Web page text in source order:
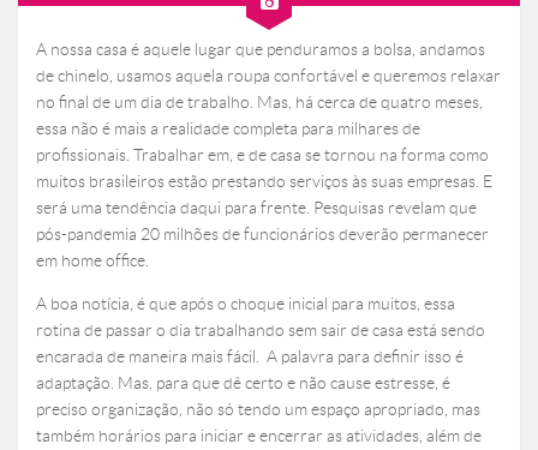
A nossa casa é aquele lugar que penduramos a bolsa, andamos
de chinelo, usamos aquela roupa confortável e queremos relaxar
no final de um dia de trabalho. Mas, há cerca de quatro meses,
essa não é mais a realidade completa para milhares de
profissionais. Trabalhar em, e de casa se tornou na forma como
muitos brasileiros estão prestando serviços às suas empresas. E
será uma tendência daqui para frente. Pesquisas revelam que
pós-pandemia 20 milhões de funcionários deverão permanecer
em home office.
A boa notícia, é que após o choque inicial para muitos, essa
rotina de passar o dia trabalhando sem sair de casa está sendo
encarada de maneira mais fácil. A palavra para definir isso é
adaptação. Mas, para que dê certo e não cause estresse, é
preciso organização, não só tendo um espaço apropriado, mas
também horários para iniciar e encerrar as atividades, além de